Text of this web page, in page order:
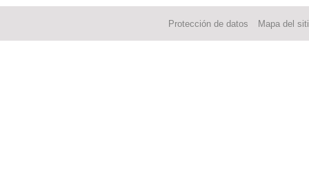
Protección de datos Mapa del